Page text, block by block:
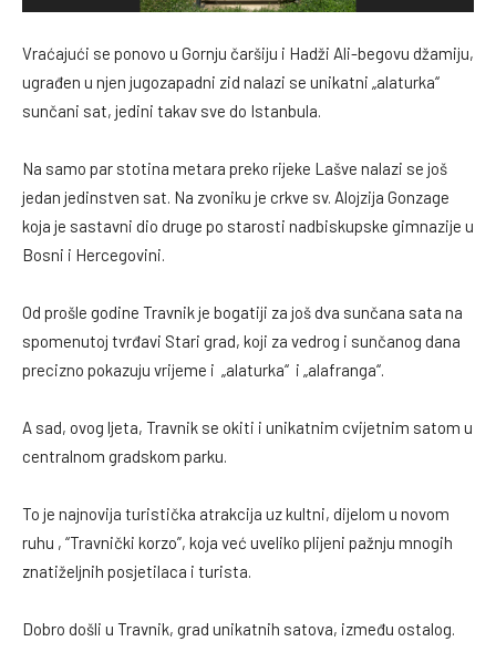
Vraćajući se ponovo u Gornju čaršiju i Hadži Ali-begovu džamiju,
ugrađen u njen jugozapadni zid nalazi se unikatni „alaturka“
sunčani sat, jedini takav sve do Istanbula.
Na samo par stotina metara preko rijeke Lašve nalazi se još
jedan jedinstven sat. Na zvoniku je crkve sv. Alojzija Gonzage
koja je sastavni dio druge po starosti nadbiskupske gimnazije u
Bosni i Hercegovini.
Od prošle godine Travnik je bogatiji za još dva sunčana sata na
spomenutoj tvrđavi Stari grad, koji za vedrog i sunčanog dana
precizno pokazuju vrijeme i „alaturka“ i „alafranga“.
A sad, ovog ljeta, Travnik se okiti i unikatnim cvijetnim satom u
centralnom gradskom parku.
To je najnovija turistička atrakcija uz kultni, dijelom u novom
ruhu , “Travnički korzo”, koja već uveliko plijeni pažnju mnogih
znatiželjnih posjetilaca i turista.
Dobro došli u Travnik, grad unikatnih satova, između ostalog.